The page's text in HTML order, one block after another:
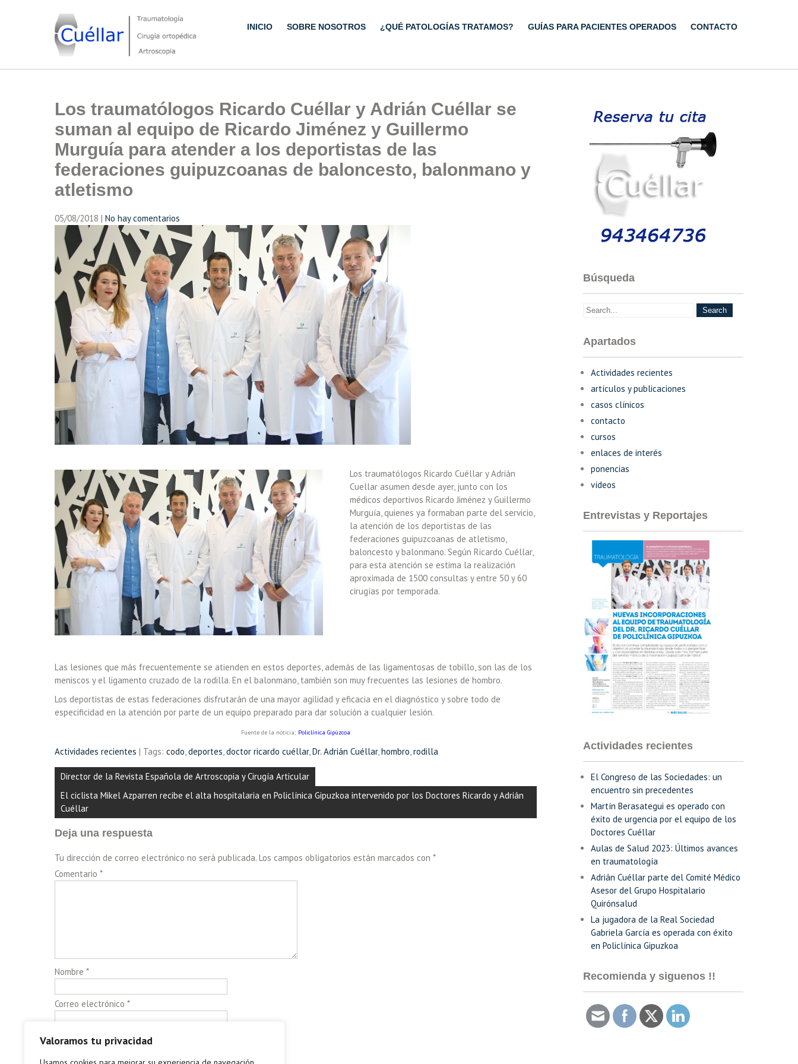
Valoramos tu privacidad
Traumatología, Cirugía ortopédica y Artroscopia
INICIO SOBRE NOSOTROS ¿QUÉ PATOLOGÍAS TRATAMOS? GUÍAS PARA PACIENTES OPERADOS CONTACTO
Los traumatólogos Ricardo Cuéllar y Adrián Cuéllar se
suman al equipo de Ricardo Jiménez y Guillermo
Murguía para atender a los deportistas de las
federaciones guipuzcoanas de baloncesto, balonmano y
atletismo
05/08/2018 | No hay comentarios
Los traumatólogos Ricardo Cuéllar y Adrián
Cuellar asumen desde ayer, junto con los
médicos deportivos Ricardo Jiménez y Guillermo
Murguía, quienes ya formaban parte del servicio,
la atención de los deportistas de las
federaciones guipuzcoanas de atletismo,
baloncesto y balonmano. Según Ricardo Cuéllar,
para esta atención se estima la realización
aproximada de 1500 consultas y entre 50 y 60
cirugías por temporada.
Las lesiones que más frecuentemente se atienden en estos deportes, además de las ligamentosas de tobillo, son las de los
meniscos y el ligamento cruzado de la rodilla. En el balonmano, también son muy frecuentes las lesiones de hombro.
Los deportistas de estas federaciones disfrutarán de una mayor agilidad y eficacia en el diagnóstico y sobre todo de
especificidad en la atención por parte de un equipo preparado para dar solución a cualquier lesión.
Fuente de la noticia; Policlínica Gipúzcoa
Actividades recientes | Tags: codo,deportes,doctor ricardo cuéllar,Dr. Adrián Cuéllar,hombro,rodilla
Navegación
de
entradas
Director de la Revista Española de Artroscopia y Cirugía Articular
El ciclista Mikel Azparren recibe el alta hospitalaria en Policlínica Gipuzkoa intervenido por los Doctores Ricardo y Adrián
Cuéllar
Deja una respuesta
Tu dirección de correo electrónico no será publicada. Los campos obligatorios están marcados con *
Comentario *
Nombre *
Correo electrónico *
Búsqueda
Apartados
Actividades recientes
artículos y publicaciones
casos clínicos
contacto
cursos
enlaces de interés
ponencias
vídeos
Entrevistas y Reportajes
Actividades recientes
El Congreso de las Sociedades: un
encuentro sin precedentes
Martín Berasategui es operado con
éxito de urgencia por el equipo de los
Doctores Cuéllar
Aulas de Salud 2023: Últimos avances
en traumatología
Adrián Cuéllar parte del Comité Médico
Asesor del Grupo Hospitalario
Quirónsalud
La jugadora de la Real Sociedad
Gabriela García es operada con éxito
en Policlínica Gipuzkoa
Recomienda y siguenos !!